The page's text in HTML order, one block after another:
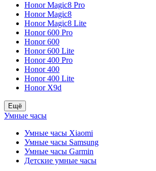
Honor Magic8 Pro
Honor Magic8
Honor Magic8 Lite
Honor 600 Pro
Honor 600
Honor 600 Lite
Honor 400 Pro
Honor 400
Honor 400 Lite
Honor X9d
Ещё
Умные часы
Умные часы Xiaomi
Умные часы Samsung
Умные часы Garmin
Детские умные часы